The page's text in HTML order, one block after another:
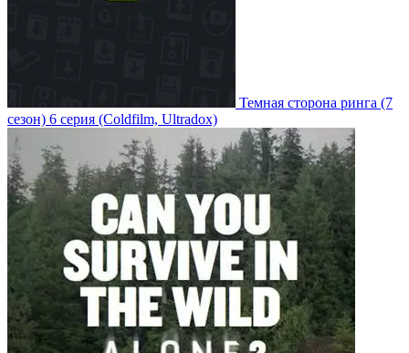
Темная сторона ринга (7
сезон) 6 серия (Coldfilm, Ultradox)